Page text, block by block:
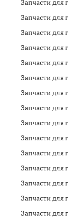
Запчасти для
Запчасти для
Запчасти для
Запчасти для
Запчасти для
Запчасти для
Запчасти для
Запчасти для
Запчасти для
Запчасти для
Запчасти для
Запчасти для
Запчасти для
Запчасти для
Запчасти для